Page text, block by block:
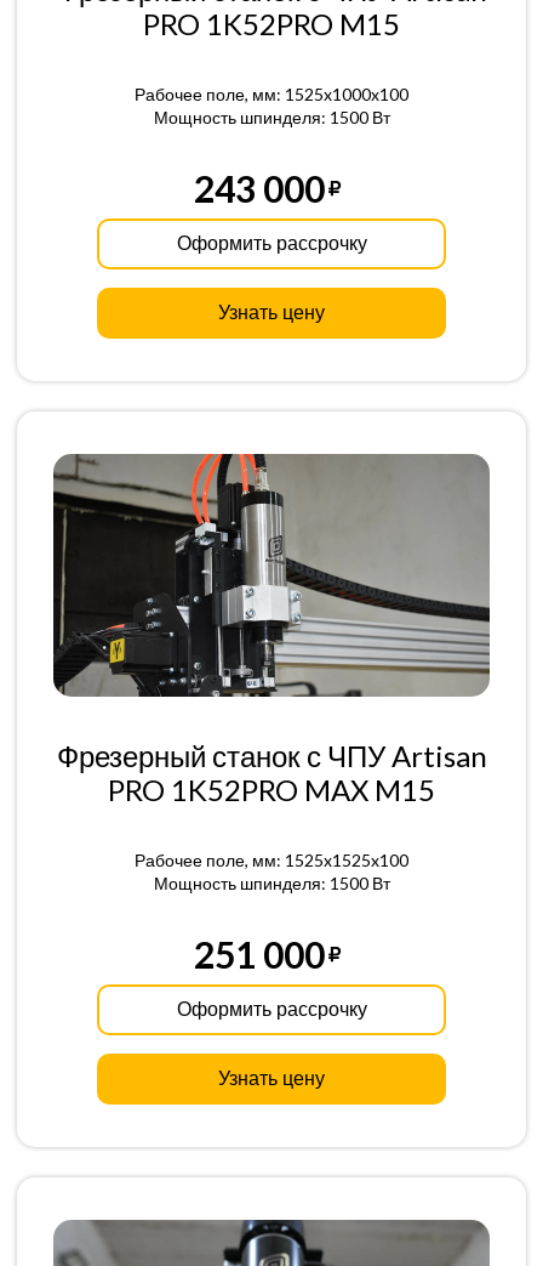
PRO 1K52PRO M15
Рабочее поле, мм: 1525x1000x100
Мощность шпинделя: 1500 Вт
243 000
Оформить рассрочку
Узнать цену
Фрезерный станок с ЧПУ Artisan
PRO 1K52PRO MAX M15
Рабочее поле, мм: 1525x1525x100
Мощность шпинделя: 1500 Вт
251 000
Оформить рассрочку
Узнать цену